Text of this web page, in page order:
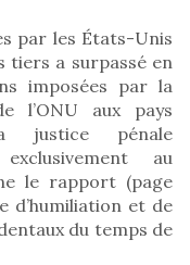
par les États-Unis
tiers a surpassé en
imposées par la
l’ONU aux pays
justice pénale
au
le rapport (page
d’humiliation et de
du temps de